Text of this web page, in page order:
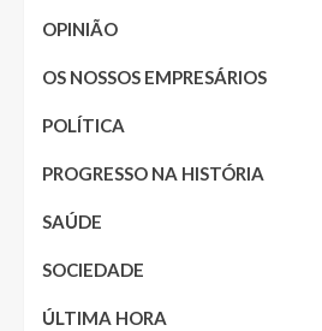
OPINIÃO
OS NOSSOS EMPRESÁRIOS
POLÍTICA
PROGRESSO NA HISTÓRIA
SAÚDE
SOCIEDADE
ÚLTIMA HORA